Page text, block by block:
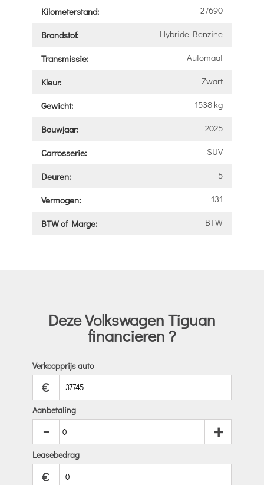
Kilometerstand: 27690
Brandstof: Hybride Benzine
Transmissie: Automaat
Kleur: Zwart
Gewicht: 1538 kg
Bouwjaar: 2025
Carrosserie: SUV
Deuren: 5
Vermogen: 131
BTW of Marge: BTW
Deze Volkswagen Tiguan
financieren ?
Verkoopprijs auto
€
Aanbetaling
- +
Leasebedrag
€